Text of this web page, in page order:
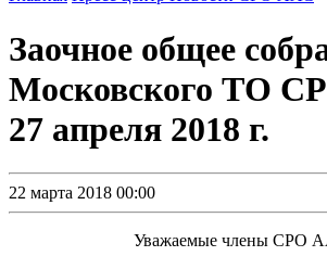
Заочное общее
Московского ТО
27 апреля 2018 г.
22 марта 2018 00:00
Уважаемые члены СРО